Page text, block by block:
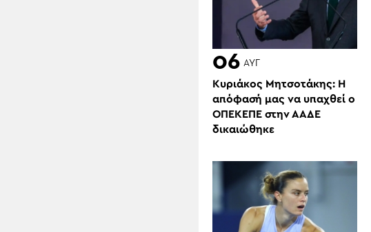
06 ΑΥΓ
Κυριάκος Μητσοτάκης: Η
απόφασή μας να υπαχθεί ο
ΟΠΕΚΕΠΕ στην ΑΑΔΕ
δικαιώθηκε